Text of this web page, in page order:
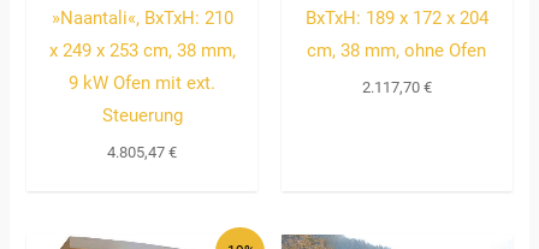
»Naantali«, BxTxH: 210
x 249 x 253 cm, 38 mm,
9 kW Ofen mit ext.
Steuerung
4.805,47€
BxTxH: 189 x 172 x 204
cm, 38 mm, ohne Ofen
2.117,70 €